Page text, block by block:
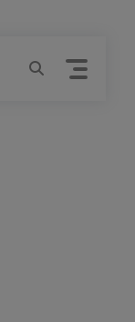
Menu
Zoeken